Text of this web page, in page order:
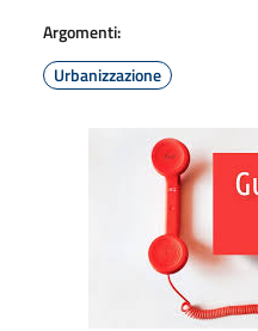
Argomenti:
Urbanizzazione